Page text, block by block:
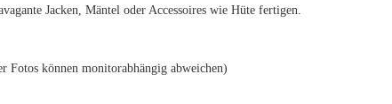
Jacken, Mäntel oder Accessoires wie Hüte fertigen.
können monitorabhängig abweichen)